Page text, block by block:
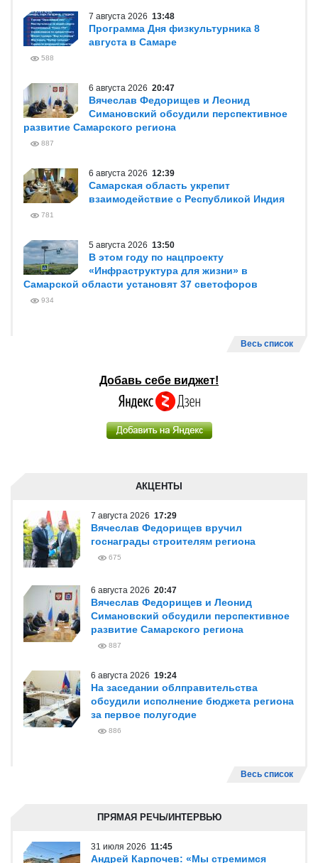
7 августа 2026 13:48
Программа Дня физкультурника 8
августа в Самаре
588
6 августа 2026 20:47
Вячеслав Федорищев и Леонид
Симановский обсудили перспективное
развитие Самарского региона
887
6 августа 2026 12:39
Самарская область укрепит
взаимодействие с Республикой Индия
781
5 августа 2026 13:50
В этом году по нацпроекту
«Инфраструктура для жизни» в
Самарской области установят 37 светофоров
934
Весь список
Добавь себе виджет!
АКЦЕНТЫ
7 августа 2026 17:29
Вячеслав Федорищев вручил
госнаграды строителям региона
675
6 августа 2026 20:47
Вячеслав Федорищев и Леонид
Симановский обсудили перспективное
развитие Самарского региона
887
6 августа 2026 19:24
На заседании облправительства
обсудили исполнение бюджета региона
за первое полугодие
886
Весь список
ПРЯМАЯ РЕЧЬ/ИНТЕРВЬЮ
31 июля 2026 11:45
Андрей Карпочев: «Мы стремимся